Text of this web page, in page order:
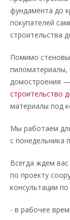
фундамента до
покупателей
строительства
Помимо
пиломатериалы,
домостроения
строительство
материалы под
Мы работаем
с понедельника
Всегда ждем
по проекту
консультации
- в рабочее